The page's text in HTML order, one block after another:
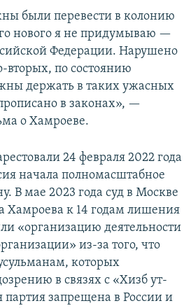
были перевести в колонию
нового я не придумываю —
Федерации. Нарушено
вторых, по состоянию
держать в таких ужасных
в законах», —
о Хамроеве.
24 февраля 2022 года
начала полномасштабное
В мае 2023 года суд в Москве
Хамроева к 14 годам лишения
«организацию деятельности
из-за того, что
которых
в связях с «Хизб ут-
запрещена в России и